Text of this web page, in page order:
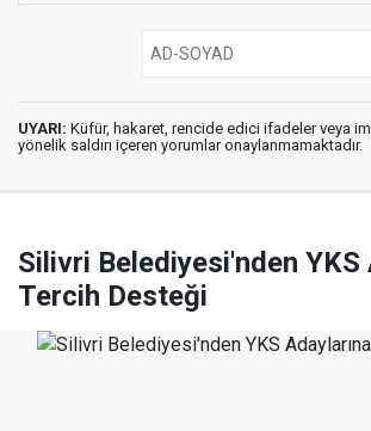
UYARI: Küfür, hakaret, rencide edici ifadeler veya
yönelik saldırı içeren yorumlar onaylanmamaktadır.
Silivri Belediyesi'nden YKS
Tercih Desteği